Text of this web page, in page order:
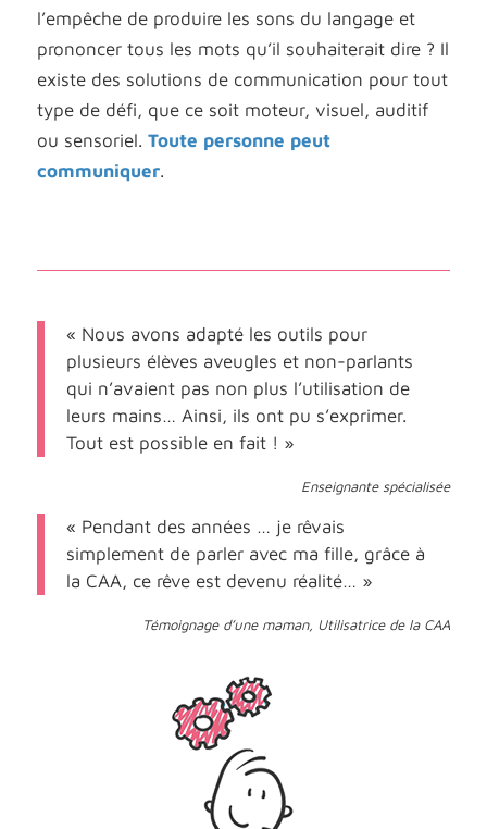
l’empêche de produire les sons du langage et
prononcer tous les mots qu’il souhaiterait dire ? Il
existe des solutions de communication pour tout
type de défi, que ce soit moteur, visuel, auditif
ou sensoriel. Toute personne peut
communiquer.
« Nous avons adapté les outils pour
plusieurs élèves aveugles et non-parlants
qui n’avaient pas non plus l’utilisation de
leurs mains… Ainsi, ils ont pu s’exprimer.
Tout est possible en fait ! »
Enseignante spécialisée
« Pendant des années … je rêvais
simplement de parler avec ma fille, grâce à
la CAA, ce rêve est devenu réalité… »
Témoignage d’une maman, Utilisatrice de la CAA